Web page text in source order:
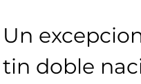
Un
tin doble